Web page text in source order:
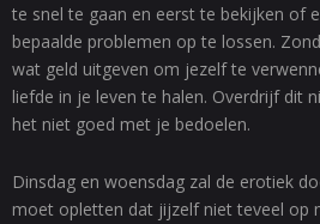
te snel te gaan en eerst te bekijken of
bepaalde problemen op te lossen.
wat geld uitgeven om jezelf te
liefde in je leven te halen. Overdrijf dit
het niet goed met je bedoelen.
Dinsdag en woensdag zal de erotiek
moet opletten dat jijzelf niet teveel op